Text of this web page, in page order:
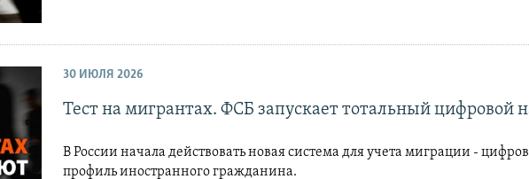
30 ИЮЛЯ 2026
Тест на мигрантах. ФСБ запускает тотальный цифровой
В России начала действовать новая система для учета миграции -
профиль иностранного гражданина.